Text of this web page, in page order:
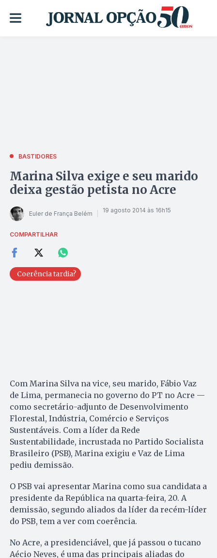
BASTIDORES
Marina Silva exige e seu marido
deixa gestão petista no Acre
Euler de França Belém 19 agosto 2014 às 16h15
COMPARTILHAR
Coerência tardia?
Com Marina Silva na vice, seu marido, Fábio Vaz
de Lima, permanecia no governo do PT no Acre —
como secretário-adjunto de Desenvolvimento
Florestal, Indústria, Comércio e Serviços
Sustentáveis. Com a líder da Rede
Sustentabilidade, incrustada no Partido Socialista
Brasileiro (PSB), Marina exigiu e Vaz de Lima
pediu demissão.
O PSB vai apresentar Marina como sua candidata a
presidente da República na quarta-feira, 20. A
demissão, segundo aliados da líder da recém-líder
do PSB, tem a ver com coerência.
No Acre, a presidenciável, que já passou o tucano
Aécio Neves, é uma das principais aliadas do